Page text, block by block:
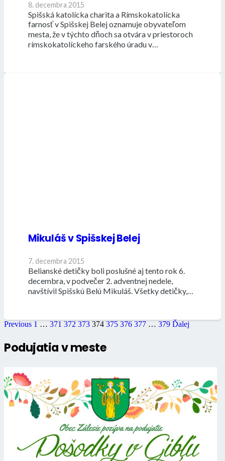
8. decembra 2015
Spišská katolícka charita a Rímskokatolícka
farnosť v Spišskej Belej oznamuje obyvateľom
mesta, že v týchto dňoch sa otvára v priestoroch
rímskokatolíckeho farského úradu v…
Mikuláš v Spišskej Belej
7. decembra 2015
Belianské detičky boli poslušné aj tento rok 6.
decembra, v podvečer 2. adventnej nedele,
navštívil Spišskú Belú Mikuláš. Všetky detičky,…
Previous 1 … 371 372 373 374 375 376 377 … 379 Ďalej
Podujatia v meste